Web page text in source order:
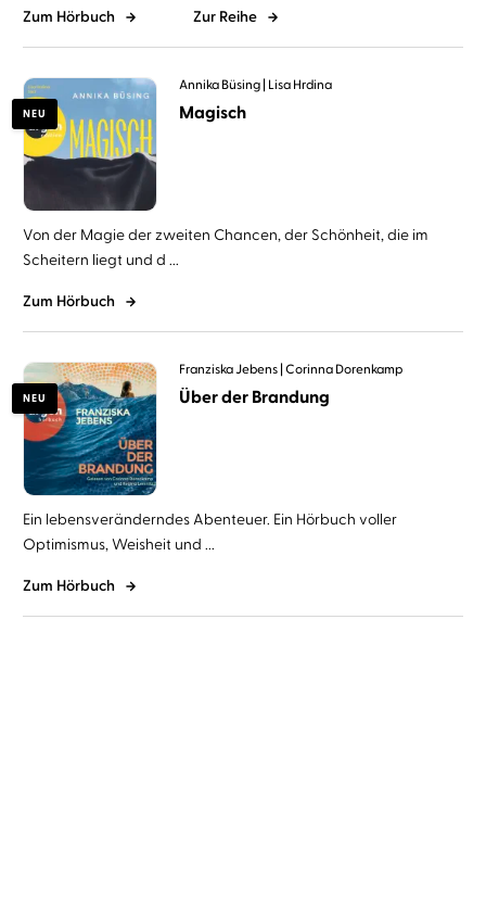
Zum Hörbuch Zur Reihe
NEU
Annika Büsing Lisa Hrdina
Magisch
Von der Magie der zweiten Chancen, der Schönheit, die im
Scheitern liegt und d ...
Zum Hörbuch
NEU
Franziska Jebens Corinna Dorenkamp
Über der Brandung
Ein lebensveränderndes Abenteuer. Ein Hörbuch voller
Optimismus, Weisheit und ...
Zum Hörbuch